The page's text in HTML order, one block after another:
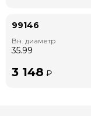
99146
Вн. диаметр
35.99
3 148 ₽